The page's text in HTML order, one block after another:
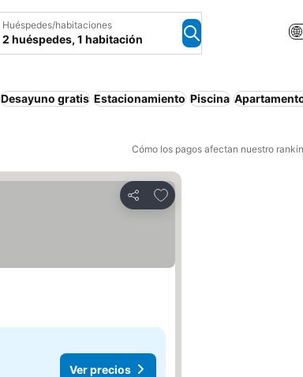
Huéspedes/habitaciones
2 huéspedes, 1 habitación
Desayuno gratis Estacionamiento Piscina
Cómo los pagos afectan nuestro
Compartir
Agregar a favoritos
Ver precios